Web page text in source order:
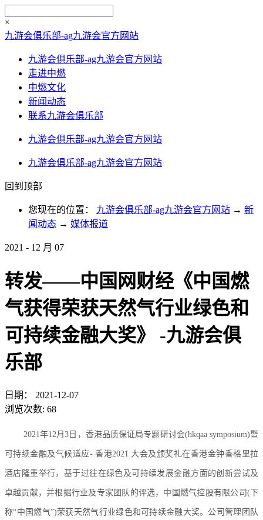
×
九游会俱乐部-ag九游会官方网站
九游会俱乐部-ag九游会官方网站
走进中燃
中燃文化
新闻动态
联系九游会俱乐部
九游会俱乐部-ag九游会官方网站
九游会俱乐部-ag九游会官方网站
回到顶部
您现在的位置： 九游会俱乐部-ag九游会官方网站 → 新
闻动态 → 媒体报道
2021 - 12 月 07
转发——中国网财经《中国燃
气获得荣获天然气行业绿色和
可持续金融大奖》 -九游会俱
乐部
日期：
2021-12-07
浏览次数: 68
2021年12月3日，香港品质保证局专题研讨会(hkqaa symposium)暨
可持续金融及气候适应- 香港2021 大会及颁奖礼在香港金钟香格里拉
酒店隆重举行，基于过往在绿色及可持续发展金融方面的创新尝试及
卓越贡献，并根据行业及专家团队的评选，中国燃气控股有限公司(下
称“中国燃气”)荣获天然气行业绿色和可持续金融大奖。公司管理团队